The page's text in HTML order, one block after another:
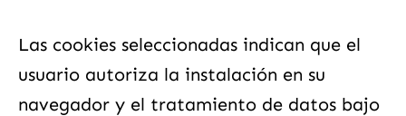
Las cookies seleccionadas indican que el
usuario autoriza la instalación en su
navegador y el tratamiento de datos bajo